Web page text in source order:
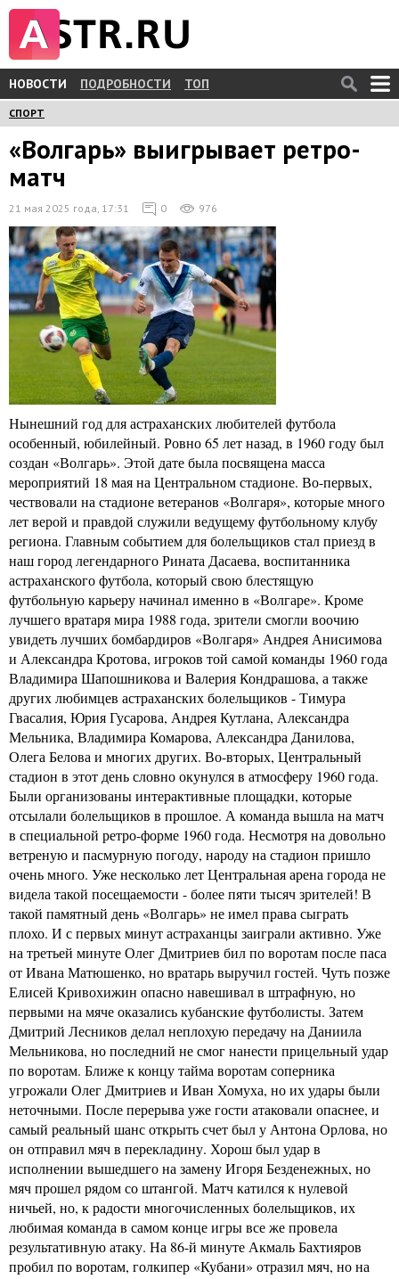
НОВОСТИ ПОДРОБНОСТИ ТОП
СПОРТ
«Волгарь» выигрывает ретро-
матч
21 мая 2025 года, 17:31 0 976
Нынешний год для астраханских любителей футбола
особенный, юбилейный. Ровно 65 лет назад, в 1960 году был
создан «Волгарь». Этой дате была посвящена масса
мероприятий 18 мая на Центральном стадионе. Во-первых,
чествовали на стадионе ветеранов «Волгаря», которые много
лет верой и правдой служили ведущему футбольному клубу
региона. Главным событием для болельщиков стал приезд в
наш город легендарного Рината Дасаева, воспитанника
астраханского футбола, который свою блестящую
футбольную карьеру начинал именно в «Волгаре». Кроме
лучшего вратаря мира 1988 года, зрители смогли воочию
увидеть лучших бомбардиров «Волгаря» Андрея Анисимова
и Александра Кротова, игроков той самой команды 1960 года
Владимира Шапошникова и Валерия Кондрашова, а также
других любимцев астраханских болельщиков - Тимура
Гвасалия, Юрия Гусарова, Андрея Кутлана, Александра
Мельника, Владимира Комарова, Александра Данилова,
Олега Белова и многих других. Во-вторых, Центральный
стадион в этот день словно окунулся в атмосферу 1960 года.
Были организованы интерактивные площадки, которые
отсылали болельщиков в прошлое. А команда вышла на матч
в специальной ретро-форме 1960 года. Несмотря на довольно
ветреную и пасмурную погоду, народу на стадион пришло
очень много. Уже несколько лет Центральная арена города не
видела такой посещаемости - более пяти тысяч зрителей! В
такой памятный день «Волгарь» не имел права сыграть
плохо. И с первых минут астраханцы заиграли активно. Уже
на третьей минуте Олег Дмитриев бил по воротам после паса
от Ивана Матюшенко, но вратарь выручил гостей. Чуть позже
Елисей Кривохижин опасно навешивал в штрафную, но
первыми на мяче оказались кубанские футболисты. Затем
Дмитрий Лесников делал неплохую передачу на Даниила
Мельникова, но последний не смог нанести прицельный удар
по воротам. Ближе к концу тайма воротам соперника
угрожали Олег Дмитриев и Иван Хомуха, но их удары были
неточными. После перерыва уже гости атаковали опаснее, и
самый реальный шанс открыть счет был у Антона Орлова, но
он отправил мяч в перекладину. Хорош был удар в
исполнении вышедшего на замену Игоря Безденежных, но
мяч прошел рядом со штангой. Матч катился к нулевой
ничьей, но, к радости многочисленных болельщиков, их
любимая команда в самом конце игры все же провела
результативную атаку. На 86-й минуте Акмаль Бахтияров
пробил по воротам, голкипер «Кубани» отразил мяч, но на